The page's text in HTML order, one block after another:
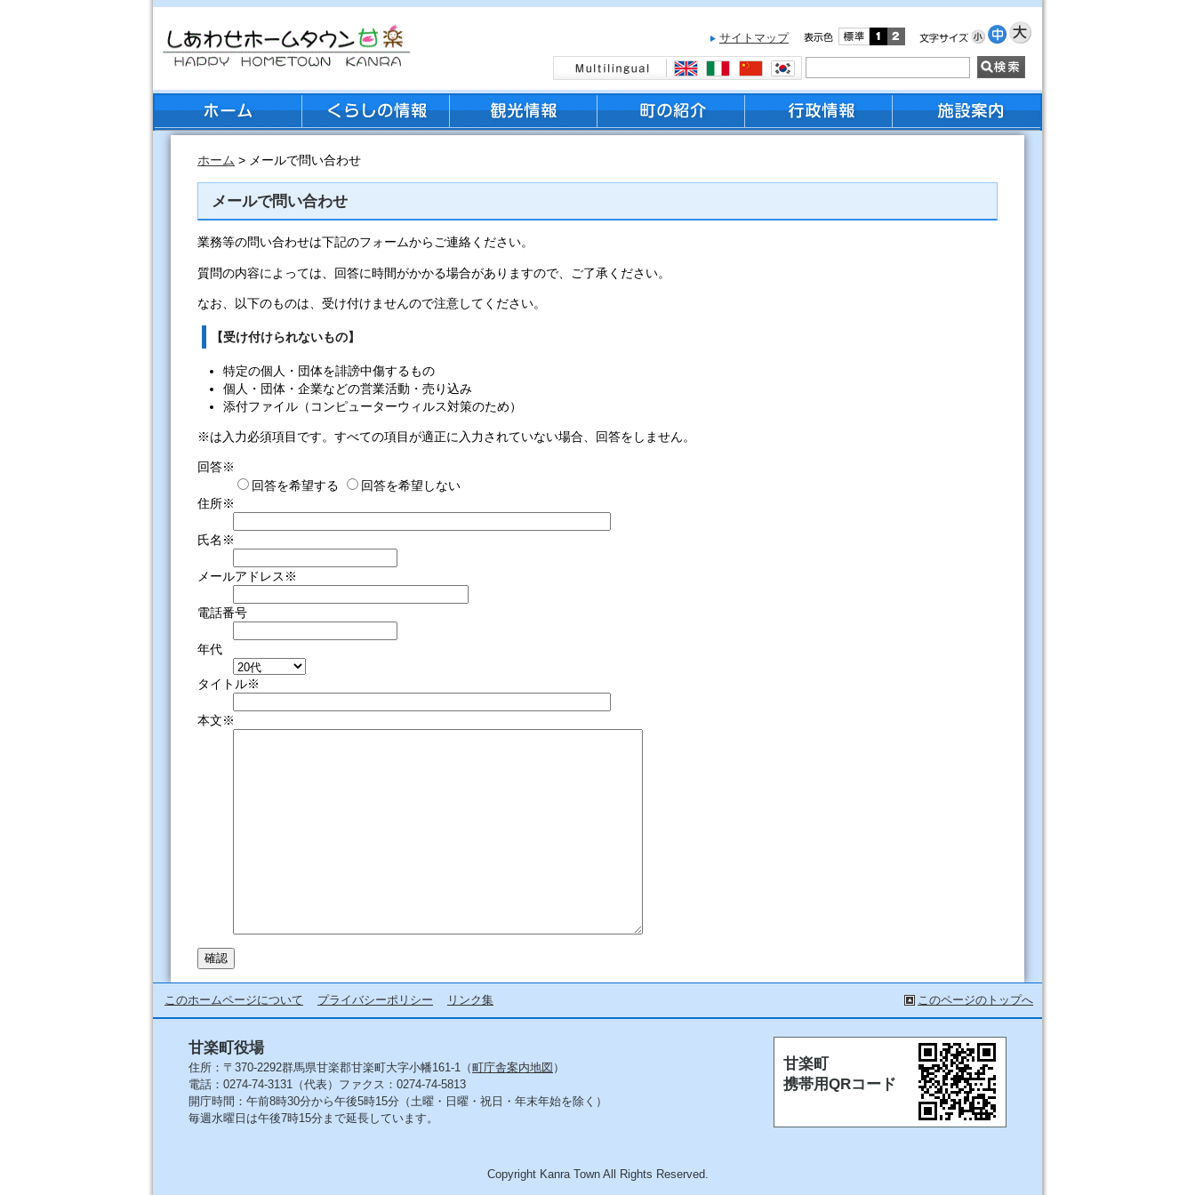
サイトマップ
ホーム > メールで問い合わせ
メールで問い合わせ
業務等の問い合わせは下記のフォームからご連絡ください。
質問の内容によっては、回答に時間がかかる場合がありますので、ご了承ください。
なお、以下のものは、受け付けませんので注意してください。
【受け付けられないもの】
特定の個人・団体を誹謗中傷するもの
個人・団体・企業などの営業活動・売り込み
添付ファイル（コンピューターウィルス対策のため）
※は入力必須項目です。すべての項目が適正に入力されていない場合、回答をしません。
回答※
回答を希望する
回答を希望しない
住所※
氏名※
メールアドレス※
電話番号
年代
タイトル※
本文※
このページのトップへ
このホームページについて プライバシーポリシー リンク集
甘楽町役場
住所：〒370-2292群馬県甘楽郡甘楽町大字小幡161-1（町庁舎案内地図 ）
電話：0274-74-3131（代表）ファクス：0274-74-5813
開庁時間：午前8時30分から午後5時15分（土曜・日曜・祝日・年末年始を除く）
毎週水曜日は午後7時15分まで延長しています。
甘楽町
携帯用QRコード
Copyright Kanra Town All Rights Reserved.